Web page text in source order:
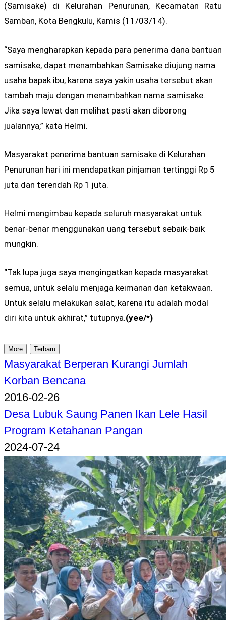
(Samisake) di Kelurahan Penurunan, Kecamatan Ratu
Samban, Kota Bengkulu, Kamis (11/03/14).
“Saya mengharapkan kepada para penerima dana bantuan
samisake, dapat menambahkan Samisake diujung nama
usaha bapak ibu, karena saya yakin usaha tersebut akan
tambah maju dengan menambahkan nama samisake.
Jika saya lewat dan melihat pasti akan diborong
jualannya,” kata Helmi.
Masyarakat penerima bantuan samisake di Kelurahan
Penurunan hari ini mendapatkan pinjaman tertinggi Rp 5
juta dan terendah Rp 1 juta.
Helmi mengimbau kepada seluruh masyarakat untuk
benar-benar menggunakan uang tersebut sebaik-baik
mungkin.
“Tak lupa juga saya mengingatkan kepada masyarakat
semua, untuk selalu menjaga keimanan dan ketakwaan.
Untuk selalu melakukan salat, karena itu adalah modal
diri kita untuk akhirat,” tutupnya.(yee/*)
More Terbaru
Masyarakat Berperan Kurangi Jumlah
Korban Bencana
2016-02-26
Desa Lubuk Saung Panen Ikan Lele Hasil
Program Ketahanan Pangan
2024-07-24